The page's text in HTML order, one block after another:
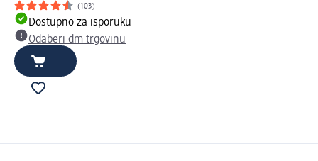
(103)
Dostupno za isporuku
Odaberi dm trgovinu